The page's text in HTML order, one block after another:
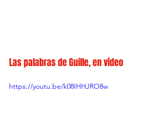
Las palabras de Guille, en vídeo
https://youtu.be/k08IHHJRO8w